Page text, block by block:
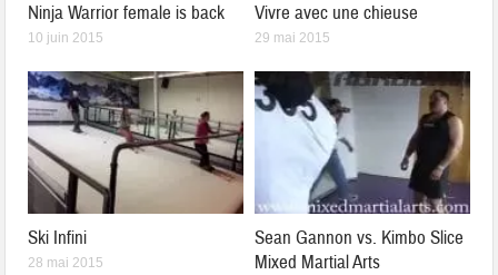
Ninja Warrior female is back
10 juin 2015
Vivre avec une chieuse
29 mai 2015
Ski Infini
28 mai 2015
Sean Gannon vs. Kimbo Slice
Mixed Martial Arts